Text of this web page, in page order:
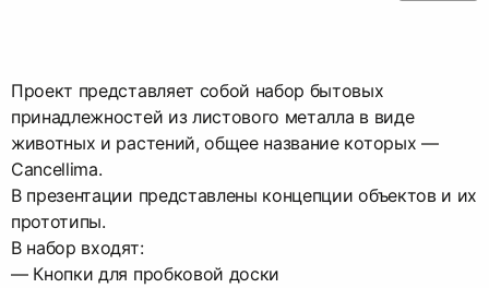
Проект представляет собой набор бытовых
принадлежностей из листового металла в виде
животных и растений, общее название которых —
Cancellima.
В презентации представлены концепции объектов и их
прототипы.
В набор входят:
— Кнопки для пробковой доски